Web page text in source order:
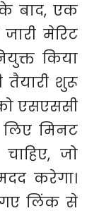
के बाद, एक
मेरिट
किया
तैयारी शुरू
एसएससी
मिनट
जो
करेगा।
गए लिंक से